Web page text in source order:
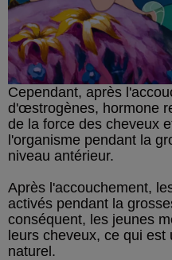
Cependant, après
d'œstrogènes, hormone
de la force des cheveux
l'organisme pendant la
niveau antérieur.
Après l'accouchement,
activés pendant la
conséquent, les jeunes
leurs cheveux, ce qui
naturel.